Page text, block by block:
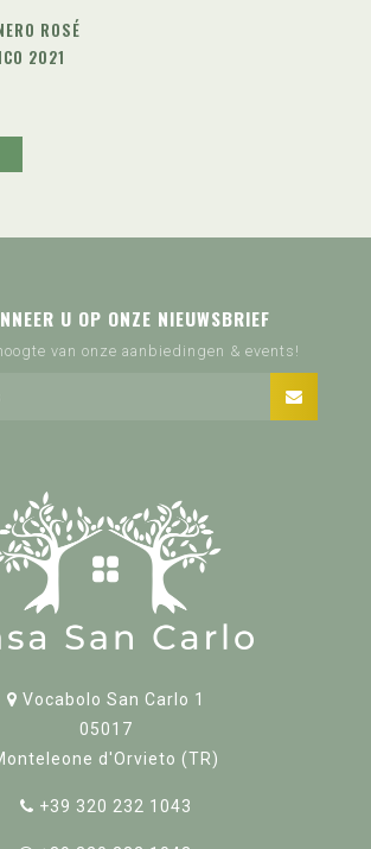
ROSÉ
2021
U OP ONZE NIEUWSBRIEF
van onze aanbiedingen & events!
Vocabolo San Carlo 1
05017
d'Orvieto (TR)
+39 320 232 1043